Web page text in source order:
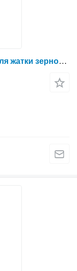
Корпус підшипника INA GG FE 08 для жатки зерновой Holmer